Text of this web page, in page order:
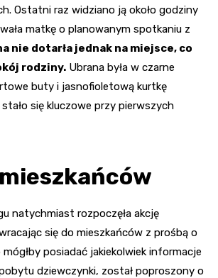
Ostatni raz widziano ją około godziny
matkę o planowanym spotkaniu z
nie dotarła jednak na miejsce, co
rodziny. Ubrana była w czarne
buty i jasnofioletową kurtkę
się kluczowe przy pierwszych
natychmiast rozpoczęła akcję
się do mieszkańców z prośbą o
posiadać jakiekolwiek informacje
dziewczynki, został poproszony o